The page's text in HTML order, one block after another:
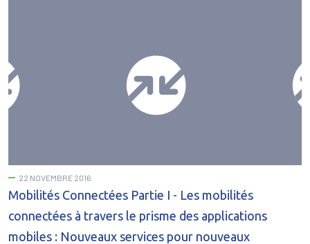
22 NOVEMBRE 2016
Mobilités Connectées Partie I - Les mobilités
connectées à travers le prisme des applications
mobiles : Nouveaux services pour nouveaux